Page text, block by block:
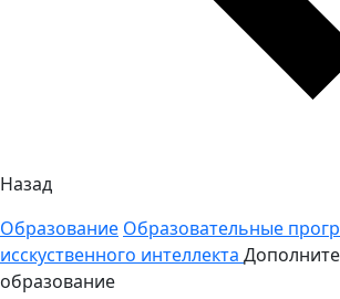
Назад
Образование Образовательные
исскуственного интеллекта
образование